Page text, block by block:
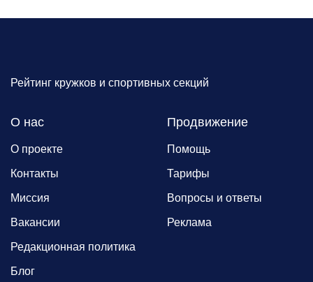
Рейтинг кружков и спортивных секций
О нас
О проекте
Контакты
Миссия
Вакансии
Редакционная политика
Блог
Продвижение
Помощь
Тарифы
Вопросы и ответы
Реклама